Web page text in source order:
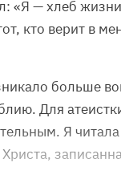
«Я — хлеб
кто верит в
больше
Для
Я читала